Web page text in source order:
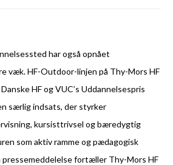
har også opnået
væk. HF-Outdoor-linjen på Thy-Mors HF
HF og VUC’s Uddannelsespris
særlig indsats, der styrker
kursisttrivsel og bæredygtig
som aktiv ramme og pædagogisk
fortæller Thy-Mors HF